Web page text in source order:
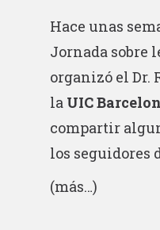
Hace unas
Jornada sobre
organizó el Dr.
la UIC
compartir
los seguidores
(más…)